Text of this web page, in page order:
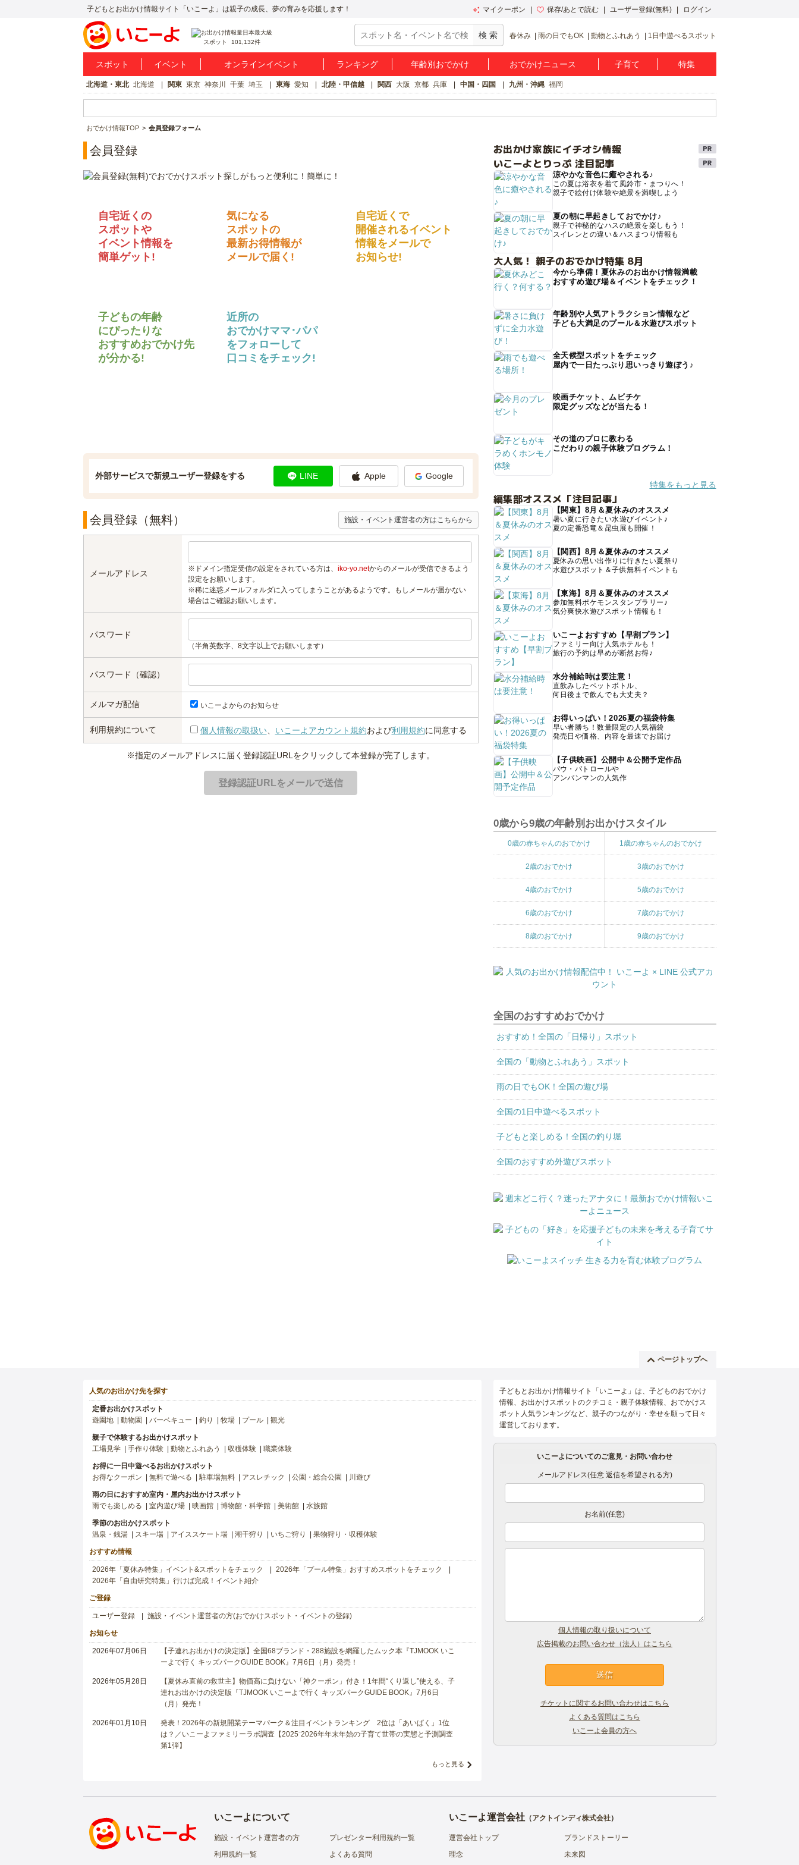
子どもとお出かけ情報サイト「いこーよ」は親子の成長、夢の育みを応援します！ マイクーポン 保存/あとで読む ユーザー登録(無料) ログイン
スポット 101,132件
春休み 雨の日でもOK 動物とふれあう 1日中遊べるスポット
スポット イベント オンラインイベント ランキング 年齢別おでかけ おでかけニュース 子育て 特集
北海道・東北 北海道 関東 東京 神奈川 千葉 埼玉 東海 愛知 北陸・甲信越 関西 大阪 京都 兵庫 中国・四国 九州・沖縄 福岡
おでかけ情報TOP 会員登録フォーム
会員登録
自宅近くの
スポットや
イベント情報を
簡単ゲット!
気になる
スポットの
最新お得情報が
メールで届く!
自宅近くで
開催されるイベント
情報をメールで
お知らせ!
子どもの年齢
にぴったりな
おすすめおでかけ先
が分かる!
近所の
おでかけママ･パパ
をフォローして
口コミをチェック!
外部サービスで新規ユーザー登録をする LINE Apple Google
会員登録（無料） 施設・イベント運営者の方はこちらから
メールアドレス ※ドメイン指定受信の設定をされている方は、 iko-yo.netからのメールが受信できるよう
設定をお願いします。
※稀に迷惑メールフォルダに入ってしまうことがあるようです。もしメールが届かない
場合はご確認お願いします。
パスワード
（半角英数字、8文字以上でお願いします）
パスワード（確認）
メルマガ配信 いこーよからのお知らせ
利用規約について 個人情報の取扱い、 いこーよアカウント規約および利用規約に同意する
※指定のメールアドレスに届く登録認証URLをクリックして本登録が完了します。
お出かけ家族にイチオシ情報
いこーよとりっぷ 注目記事
涼やかな音色に癒やされる♪
この夏は浴衣を着て風鈴市・まつりへ！
親子で絵付け体験や絶景を満喫しよう
夏の朝に早起きしておでかけ♪
親子で神秘的なハスの絶景を楽しもう！
スイレンとの違い＆ハスまつり情報も
大人気！ 親子のおでかけ特集 8月
今から準備！夏休みのお出かけ情報満載
おすすめ遊び場＆イベントをチェック！
年齢別や人気アトラクション情報など
子ども大満足のプール＆水遊びスポット
全天候型スポットをチェック
屋内で一日たっぷり思いっきり遊ぼう♪
映画チケット、ムビチケ
限定グッズなどが当たる！
その道のプロに教わる
こだわりの親子体験プログラム！
特集をもっと見る
編集部オススメ「注目記事」
【関東】8月＆夏休みのオススメ
暑い夏に行きたい水遊びイベント♪
夏の定番恐竜＆昆虫展も開催！
【関西】8月＆夏休みのオススメ
夏休みの思い出作りに行きたい夏祭り
水遊びスポット＆子供無料イベントも
【東海】8月＆夏休みのオススメ
参加無料ポケモンスタンプラリー♪
気分爽快水遊びスポット情報も！
いこーよおすすめ【早割プラン】
ファミリー向け人気ホテルも！
旅行の予約は早めが断然お得♪
水分補給時は要注意！
直飲みしたペットボトル、
何日後まで飲んでも大丈夫？
お得いっぱい！2026夏の福袋特集
早い者勝ち！数量限定の人気福袋
発売日や価格、内容を最速でお届け
【子供映画】公開中＆公開予定作品
パウ・パトロールや
アンパンマンの人気作
0歳から9歳の年齢別お出かけスタイル
0歳の赤ちゃんのおでかけ 1歳の赤ちゃんのおでかけ
2歳のおでかけ 3歳のおでかけ
4歳のおでかけ 5歳のおでかけ
6歳のおでかけ 7歳のおでかけ
8歳のおでかけ 9歳のおでかけ
全国のおすすめおでかけ
おすすめ！全国の「日帰り」スポット
全国の「動物とふれあう」スポット
雨の日でもOK！全国の遊び場
全国の1日中遊べるスポット
子どもと楽しめる！全国の釣り堀
全国のおすすめ外遊びスポット
ページトップへ
人気のお出かけ先を探す
定番お出かけスポット
遊園地
動物園 バーベキュー 釣り 牧場 プール 観光
親子で体験するお出かけスポット
工場見学
手作り体験 動物とふれあう 収穫体験 職業体験
お得に一日中遊べるお出かけスポット
お得なクーポン
無料で遊べる 駐車場無料 アスレチック 公園・総合公園 川遊び
雨の日におすすめ室内・屋内お出かけスポット
雨でも楽しめる
室内遊び場 映画館 博物館・科学館 美術館 水族館
季節のお出かけスポット
温泉・銭湯
スキー場 アイススケート場 潮干狩り いちご狩り 果物狩り・収穫体験
おすすめ情報
2026年「夏休み特集」イベント&スポットをチェック
2026年「プール特集」おすすめスポットをチェック
2026年「自由研究特集」行けば完成！イベント紹介
ご登録
ユーザー登録 施設・イベント運営者の方(おでかけスポット・イベントの登録)
お知らせ
2026年07月06日
【子連れお出かけの決定版】全国68ブランド・288施設を網羅したムック本『TJMOOK いこ
ーよで行く キッズパークGUIDE BOOK』7月6日（月）発売！
2026年05月28日
【夏休み直前の救世主】物価高に負けない「神クーポン」付き！1年間“くり返し”使える、子
連れお出かけの決定版『TJMOOK いこーよで行く キッズパークGUIDE BOOK』7月6日
（月）発売！
2026年01月10日
発表！2026年の新規開業テーマパーク＆注目イベントランキング 2位は「あいぱく」1位
は？／いこーよファミリーラボ調査【2025⁻2026年年末年始の子育て世帯の実態と予測調査
第1弾】
もっと見る
子どもとお出かけ情報サイト「いこーよ」は、子どものおでかけ
情報、お出かけスポットのクチコミ・親子体験情報、おでかけス
ポット人気ランキングなど、親子のつながり・幸せを願って日々
運営しております。
いこーよについてのご意見・お問い合わせ
メールアドレス(任意 返信を希望される方)
お名前(任意)
個人情報の取り扱いについて
広告掲載のお問い合わせ（法人）はこちら
チケットに関するお問い合わせはこちら
よくある質問はこちら
いこーよ会員の方へ
いこーよについて
施設・イベント運営者の方
プレゼンター利用規約一覧
利用規約一覧
よくある質問
いこーよ運営会社（アクトインディ株式会社）
運営会社トップ
ブランドストーリー
理念
未来図